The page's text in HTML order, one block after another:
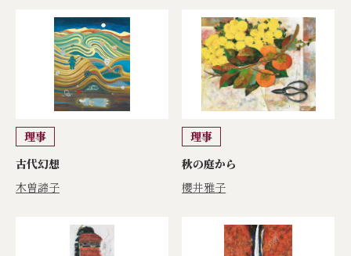
理事
古代幻想
木曽諦子
理事
秋の庭から
櫻井雅子